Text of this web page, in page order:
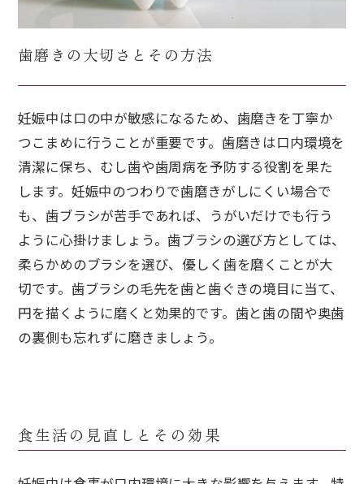
歯磨きの大切さとその方法
妊娠中は口の中が敏感になるため、歯磨きを丁寧か
つこまめに行うことが重要です。歯磨きは口内環境を
清潔に保ち、むし歯や歯周病を予防する役割を果た
します。妊娠中のつわりで歯磨きがしにくい場合で
も、歯ブラシが苦手であれば、うがいだけでも行う
ように心掛けましょう。歯ブラシの選び方としては、
柔らかめのブラシを選び、優しく歯を磨くことが大
切です。歯ブラシの毛先を歯と歯ぐきの境目に当て、
円を描くように磨くと効果的です。歯と歯の間や奥歯
の裏側も忘れずに磨きましょう。
食生活の見直しとその効果